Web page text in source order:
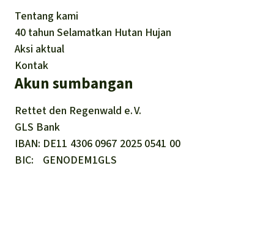
Tentang kami
40 tahun Selamatkan Hutan Hujan
Aksi aktual
Kontak
Akun sumbangan
Rettet den Regenwald e. V.
GLS Bank
IBAN DE11 4306 0967 2025 0541 00
BIC
GENODEM1GLS